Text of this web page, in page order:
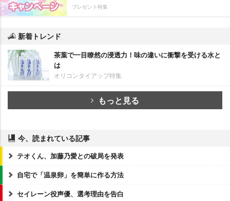
プレゼント特集
新着トレンド
茶葉で一目瞭然の浸透力！味の違いに衝撃を受ける水と
は
オリコンタイアップ特集
もっと見る
今、読まれている記事
テオくん、加藤乃愛との破局を発表
自宅で「温泉卵」を簡単に作る方法
セイレーン役声優、選考理由を告白